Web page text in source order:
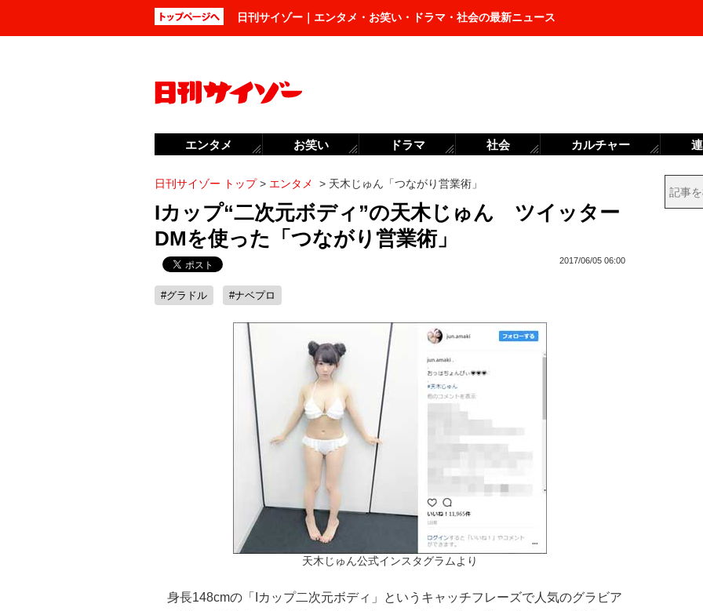
日刊サイゾー｜エンタメ・お笑い・ドラマ・社会の最新ニュース
日刊サイゾー トップ> エンタメ > 天木じゅん「つながり営業術」
Iカップ“二次元ボディ”の天木じゅん ツイッター
DMを使った「つながり営業術」
2017/06/05 06:00
#グラドル #ナベプロ
天木じゅん公式インスタグラムより
身長148cmの「Iカップ二次元ボディ」というキャッチフレーズで人気のグラビア
エンタメ お笑い ドラマ 社会 カルチャー